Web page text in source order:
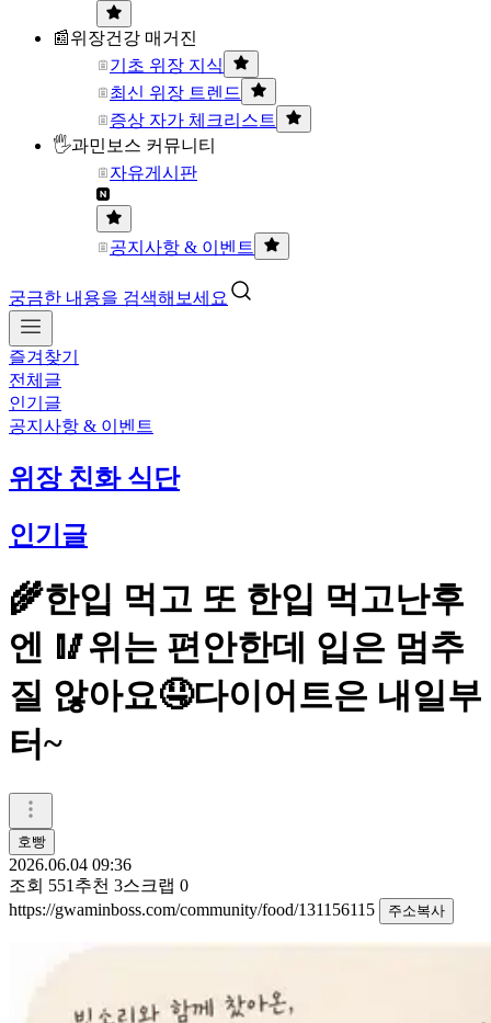
📰위장건강 매거진
기초 위장 지식
최신 위장 트렌드
증상 자가 체크리스트
🖐과민보스 커뮤니티
자유게시판
공지사항 & 이벤트
궁금한 내용을 검색해보세요
즐겨찾기
전체글
인기글
공지사항 & 이벤트
위장 친화 식단
인기글
🌾한입 먹고 또 한입 먹고난후
엔 🥢위는 편안한데 입은 멈추
질 않아요🤤다이어트은 내일부
터~
호빵
2026.06.04 09:36
조회 551 추천 3스크랩 0
https://gwaminboss.com/community/food/131156115
주소복사